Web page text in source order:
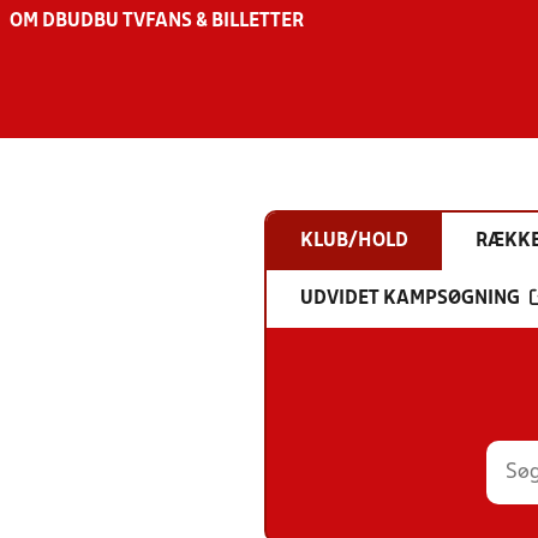
OM DBU DBU TV FANS & BILLETTER
KLUB/HOLD
UDVIDET KAMPSØGNING